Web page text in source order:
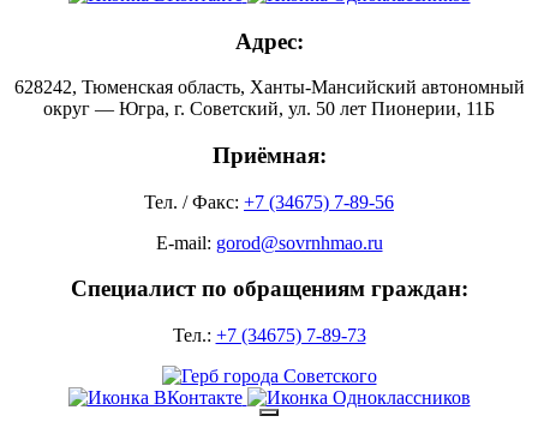
Адрес:
628242, Тюменская область, Ханты-Мансийский автономный
округ — Югра, г. Советский, ул. 50 лет Пионерии, 11Б
Приёмная:
Тел. / Факс: +7 (34675) 7-89-56
E-mail: gorod@sovrnhmao.ru
Специалист по обращениям граждан:
Тел.: +7 (34675) 7-89-73